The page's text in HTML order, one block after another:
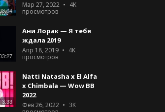
Мар 27, 2022
4K
просмотров
Ани Лорак — Я тебя
ждала 2019
Апр 18, 2019
4K
просмотров
3:33
Natti Natasha x El Alfa
x Chimbala — Wow BB
2022
Фев 26, 2022
3K